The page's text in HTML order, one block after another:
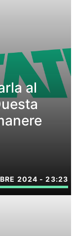
al
2024 - 23:23